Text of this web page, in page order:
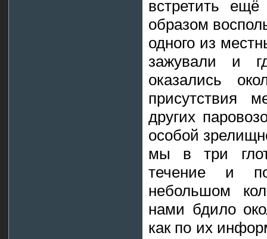
встретить
образом
одного из
зажували и
оказались
присутствия
других
особой
мы в три
течение и
небольшом
нами бдило
как по их